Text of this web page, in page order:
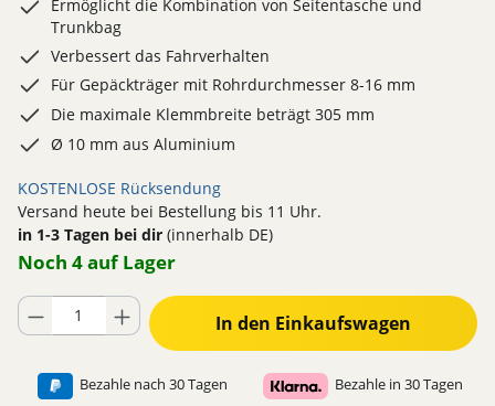
Ermöglicht die Kombination von Seitentasche und
Trunkbag
Verbessert das Fahrverhalten
Für Gepäckträger mit Rohrdurchmesser 8-16 mm
Die maximale Klemmbreite beträgt 305 mm
Ø 10 mm aus Aluminium
KOSTENLOSE Rücksendung
Versand heute bei Bestellung bis 11 Uhr.
in 1-3 Tagen bei dir (innerhalb DE)
Noch 4 auf Lager
Produkt Anzahl: Gib den gewünschten Wert ein oder benutze die
In den Einkaufswagen
Bezahle nach 30 Tagen Bezahle in 30 Tagen